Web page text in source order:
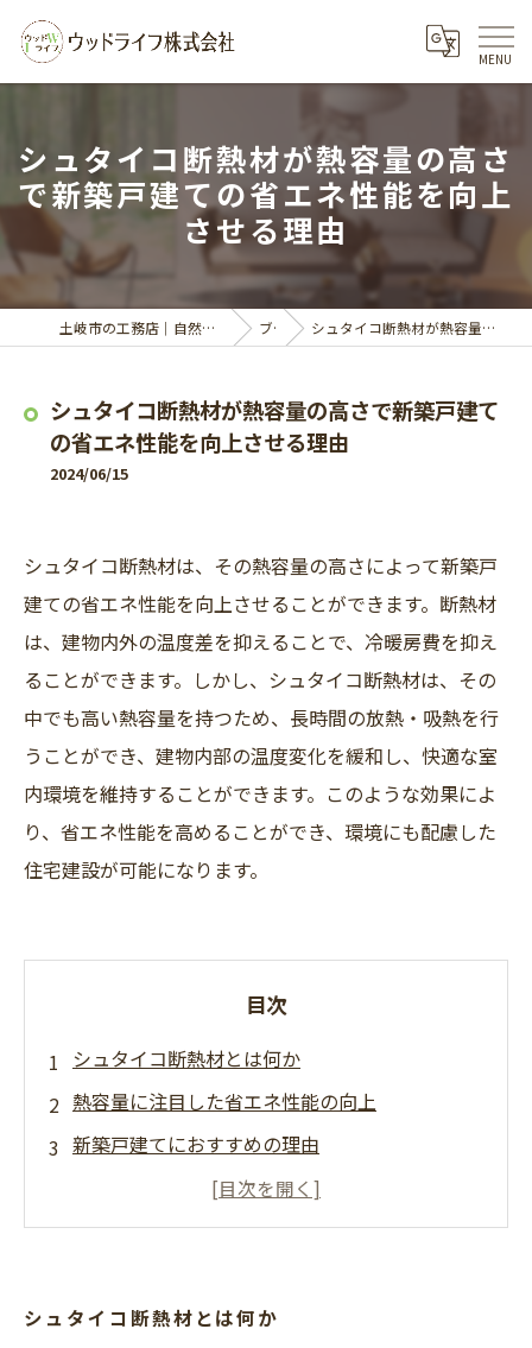
シュタイコ断熱材が熱容量の高さ
で新築戸建ての省エネ性能を向上
させる理由
土岐市の工務店｜自然素材の家づくりならウッドライフ株式会社 ブログ シュタイコ断熱材が熱容量の高さで新築戸建ての省エネ性能を向上させる理由
シュタイコ断熱材が熱容量の高さで新築戸建て
の省エネ性能を向上させる理由
2024/06/15
シュタイコ断熱材は、その熱容量の高さによって新築戸
建ての省エネ性能を向上させることができます。断熱材
は、建物内外の温度差を抑えることで、冷暖房費を抑え
ることができます。しかし、シュタイコ断熱材は、その
中でも高い熱容量を持つため、長時間の放熱・吸熱を行
うことができ、建物内部の温度変化を緩和し、快適な室
内環境を維持することができます。このような効果によ
り、省エネ性能を高めることができ、環境にも配慮した
住宅建設が可能になります。
目次
シュタイコ断熱材とは何か
熱容量に注目した省エネ性能の向上
新築戸建てにおすすめの理由
シュタイコ断熱材の施工方法
快適な室内環境を実現する効果
業（こどもエコすまい支援事業後継事業）補正
シュタイコ断熱材とは何か